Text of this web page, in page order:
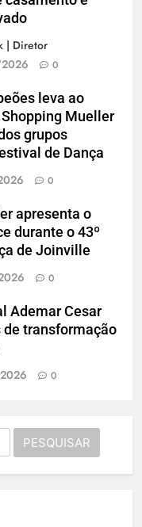
| Diretor
0
leva ao
Mueller
grupos
de Dança
0
apresenta o
durante o 43º
de Joinville
0
Ademar Cesar
de transformação
0